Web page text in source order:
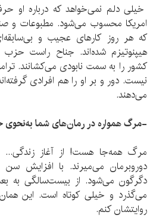
خیلی دلم نمی‌خواهد که درباره او
امریکا محسوب می‌شود. مطبوعات و
که هر روز کارهای عجیب و
هیپنوتیزم شده‌اند. جناح راست‌ حزب
کشور را به سمت نابودی می‌کشانند.
نیست. دور و بر او را هم افرادی
می‌دهند.
-مرگ همواره در رمان‌های شما
مرگ همه‌جا هست! از آغاز زندگی...
دوروبرمان می‌میرند. با افزایش
دگرگون می‌شود. از بیست‌سالگی به
می‌گذرد و خیلی کوتاه است. این
روایتشان کنم.